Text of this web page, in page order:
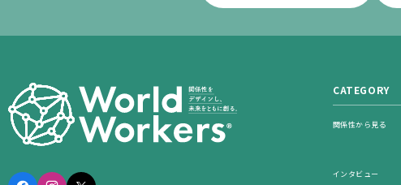
CATEGORY
関係性から見る
インタビュー